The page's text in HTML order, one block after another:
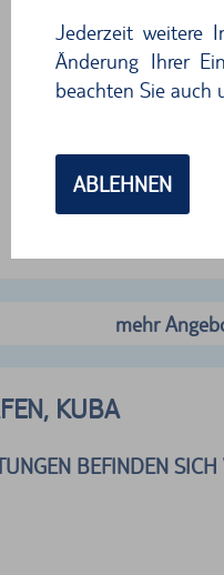
Jederzeit weitere
Änderung Ihrer
beachten Sie auch
ABLEHNEN
mehr
KUBA
BEFINDEN SICH